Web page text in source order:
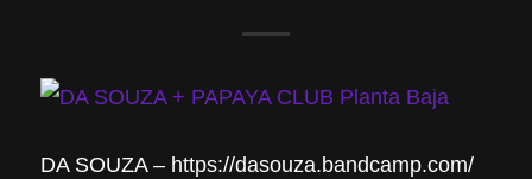
DA SOUZA – https://dasouza.bandcamp.com/